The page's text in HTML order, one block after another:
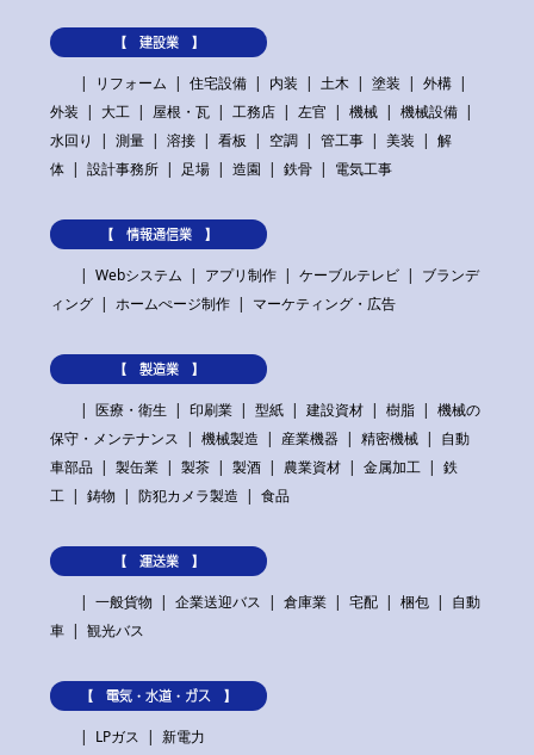
【 建設業 】
リフォーム
住宅設備 内装 土木 塗装
外構
外装
大工 屋根・瓦 工務店 左官 機械
機械設備
水回り
測量 溶接 看板 空調 管工事 美装
解
体
設計事務所 足場 造園 鉄骨 電気工事
【 情報通信業 】
Webシステム
アプリ制作 ケーブルテレビ
ブランデ
ィング
ホームぺージ制作 マーケティング・広告
【 製造業 】
医療・衛生
印刷業 型紙 建設資材 樹脂
機械の
保守・メンテナンス
機械製造 産業機器 精密機械
自動
車部品
製缶業 製茶 製酒 農業資材 金属加工
鉄
工
鋳物 防犯カメラ製造 食品
【 運送業 】
一般貨物
企業送迎バス 倉庫業 宅配 梱包
自動
車
観光バス
【 電気・水道・ガス 】
LPガス
新電力